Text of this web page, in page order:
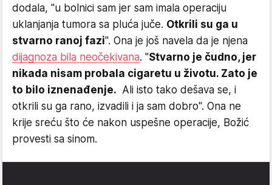
dodala, "u bolnici sam jer sam imala operaciju
uklanjanja tumora sa pluća juče. Otkrili su ga u
stvarno ranoj fazi". Ona je još navela da je njena
dijagnoza bila neočekivana. "Stvarno je čudno, jer
nikada nisam probala cigaretu u životu. Zato je
to bilo iznenađenje. Ali isto tako dešava se, i
otkrili su ga rano, izvadili i ja sam dobro". Ona ne
krije sreću što će nakon uspešne operacije, Božić
provesti sa sinom.